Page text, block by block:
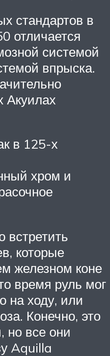
стандартов в
отличается
системой
впрыска.
Акуилах
в 125-х
хром и
встретить
которые
железном коне
время руль мог
на ходу, или
Конечно, это
но все они
Aquilla